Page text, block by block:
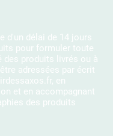
d'un délai de 14 jours
pour formuler toute
produits livrés ou à
adressées par écrit
en
et en accompagnant
des produits